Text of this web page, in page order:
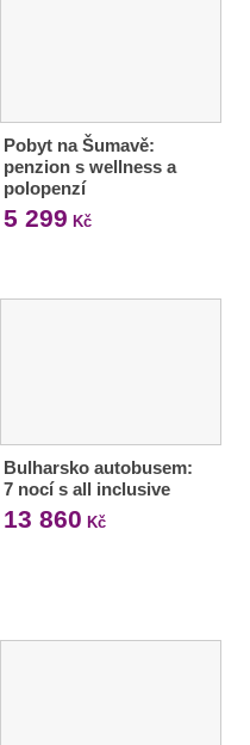
Pobyt na Šumavě:
penzion s wellness a
polopenzí
5 299 Kč
Bulharsko autobusem:
7 nocí s all inclusive
13 860 Kč